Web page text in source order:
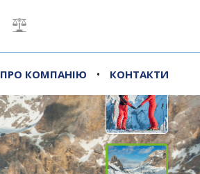
ПРО КОМПАНІЮ • КОНТАКТИ